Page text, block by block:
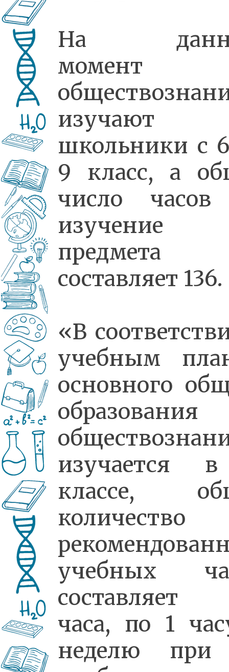
На
момент
изучают
школьники с
9 класс, а
число
изучение
предмета
составляет 136.
«В
учебным
основного
образования
изучается
классе,
количество
учебных
часа, по 1
неделю при